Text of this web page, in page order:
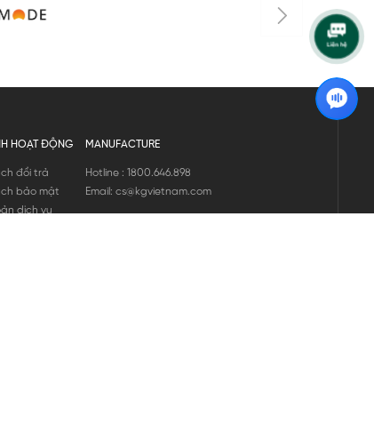
HOẠT ĐỘNG
đổi trả
bảo mật
dịch vụ
MANUFACTURE
Hotline : 1800.646.898
Email: cs@kgvietnam.com